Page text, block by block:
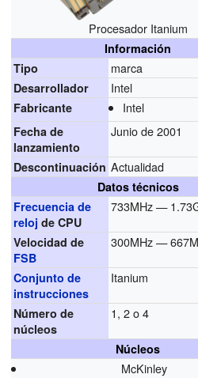
Procesador Itanium
Información
Tipo
marca
Desarrollador Intel
Fabricante Intel
Fecha de
lanzamiento
Junio de 2001
Descontinuación Actualidad
Datos técnicos
Frecuencia de
reloj de CPU
733MHz —
Velocidad de
FSB
300MHz —
Conjunto de
instrucciones
Itanium
Número de
núcleos
1, 2 o 4
Núcleos
McKinley